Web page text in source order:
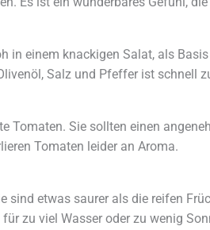
in einem knackigen Salat, als
Salz und Pfeffer ist schnell
Sie sollten einen
Tomaten leider an Aroma.
sind etwas saurer als die reifen
zu viel Wasser oder zu wenig